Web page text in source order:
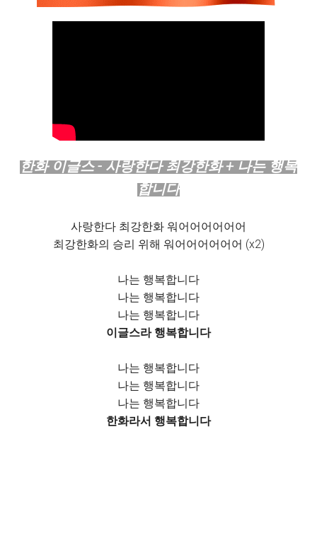
한화 이글스 - 사랑한다 최강한화 + 나는 행복
합니다
사랑한다 최강한화 워어어어어어어
최강한화의 승리 위해 워어어어어어어 (x2)
나는 행복합니다
나는 행복합니다
나는 행복합니다
이글스라 행복합니다
나는 행복합니다
나는 행복합니다
나는 행복합니다
한화라서 행복합니다